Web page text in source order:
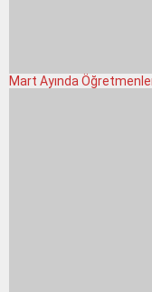
Mart Ayında